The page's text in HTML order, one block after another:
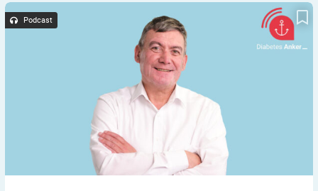
Diabetes-Anker-Podcast: Erhöhtes Risiko für Typ-1-Diabetes –
was gibt Familien Orientierung und Halt, Herr Prof. Hermanns?
Podcast